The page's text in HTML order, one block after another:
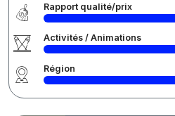
Rapport qualité/prix
Activités / Animations
Région